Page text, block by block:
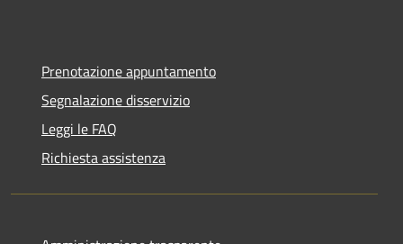
Prenotazione appuntamento
Segnalazione disservizio
Leggi le FAQ
Richiesta assistenza